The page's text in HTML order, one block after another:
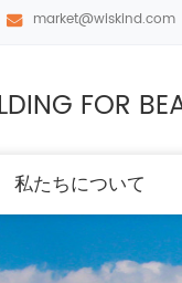
market@wiskind.com
FOR
私たちについて